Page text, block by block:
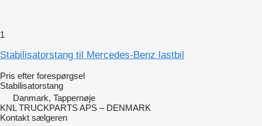
1
Stabilisatorstang til Mercedes-Benz lastbil
Pris efter forespørgsel
Stabilisatorstang
Danmark, Tappernøje
KNL TRUCKPARTS APS – DENMARK
Kontakt sælgeren